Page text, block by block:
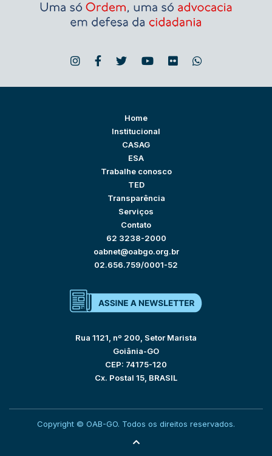
Home
Institucional
CASAG
ESA
Trabalhe conosco
TED
Transparência
Serviços
Contato
62 3238-2000
oabnet@oabgo.org.br
02.656.759/0001-52
Rua 1121, nº 200, Setor Marista
Goiânia-GO
CEP: 74175-120
Cx. Postal 15, BRASIL
Copyright © OAB-GO. Todos os direitos reservados.